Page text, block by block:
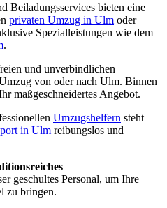
Beiladungsservices bieten eine
privaten Umzug in Ulm oder
Spezialleistungen wie dem
.
und unverbindlichen
von oder nach Ulm. Binnen
maßgeschneidertes Angebot.
Umzugshelfern steht
in Ulm reibungslos und
geschultes Personal, um Ihre
zu bringen.